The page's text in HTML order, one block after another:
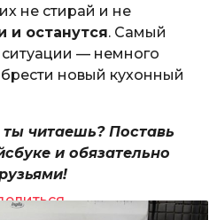
не стирай и не
и останутся. Самый
— немного
новый кухонный
ты читаешь? Поставь
и обязательно